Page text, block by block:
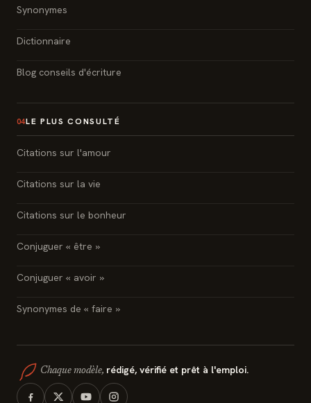
Synonymes
Dictionnaire
Blog conseils d'écriture
04LE PLUS CONSULTÉ
Citations sur l'amour
Citations sur la vie
Citations sur le bonheur
Conjuguer « être »
Conjuguer « avoir »
Synonymes de « faire »
Chaque modèle, rédigé, vérifié et prêt à l'emploi.